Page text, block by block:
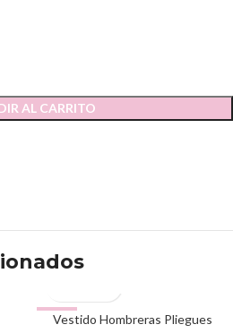
AL CARRITO
-56%
Vestido Hombreras Pliegues